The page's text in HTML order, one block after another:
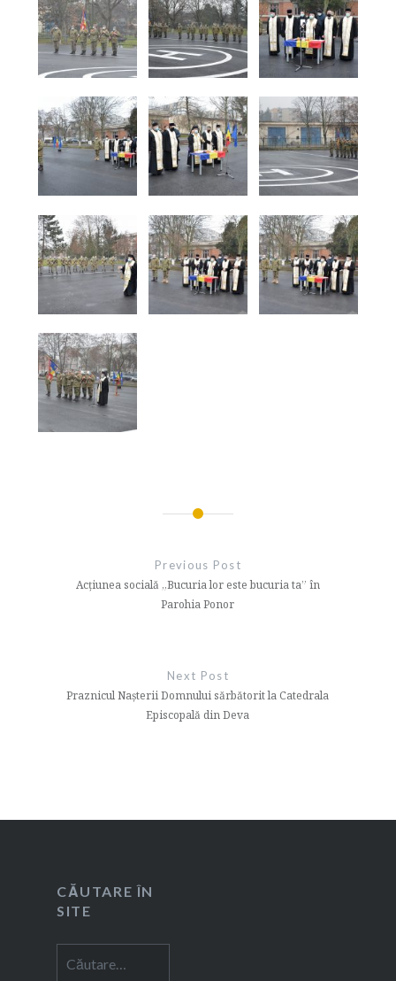
articole
Previous Post
Acțiunea socială „Bucuria lor este bucuria ta” în
Parohia Ponor
Next Post
Praznicul Nașterii Domnului sărbătorit la Catedrala
Episcopală din Deva
CĂUTARE ÎN
SITE
după: